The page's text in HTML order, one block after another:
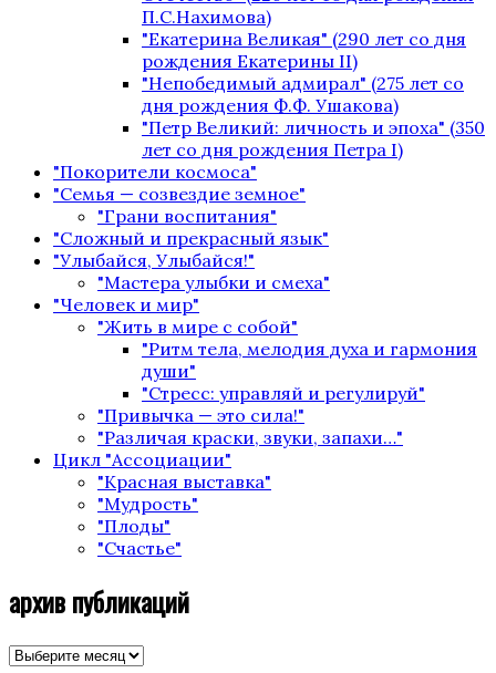
П.С.Нахимова)
"Екатерина Великая" (290 лет со дня
рождения Екатерины II)
"Непобедимый адмирал" (275 лет со
дня рождения Ф.Ф. Ушакова)
"Петр Великий: личность и эпоха" (350
лет со дня рождения Петра I)
"Покорители космоса"
"Семья — созвездие земное"
"Грани воспитания"
"Сложный и прекрасный язык"
"Улыбайся, Улыбайся!"
"Мастера улыбки и смеха"
"Человек и мир"
"Жить в мире с собой"
"Ритм тела, мелодия духа и гармония
души"
"Стресс: управляй и регулируй"
"Привычка — это сила!"
"Различая краски, звуки, запахи…"
Цикл "Ассоциации"
"Красная выставка"
"Мудрость"
"Плоды"
"Счастье"
архив публикаций
архив